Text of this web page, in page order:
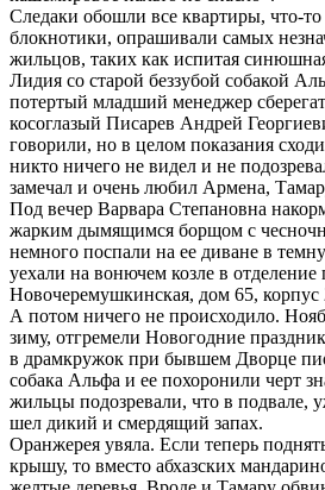
Следаки обошли все квартиры, что-
блокнотики, опрашивали самых
жильцов, таких как испитая
Лидия со старой беззубой собакой
потертый младший менеджер
косоглазый Писарев Андрей
говорили, но в целом показания
никто ничего не видел и не
замечал и очень любил Армена,
Под вечер Варвара Степановна
жарким дымящимся борщом с
немного поспали на ее диване в
уехали на вонючем козле в отделение
Новочеремушкинская, дом 65, корпус
А потом ничего не происходило.
зиму, отгремели Новогодние
в драмкружок при бывшем Дворце
собака Альфа и ее похоронили черт
жильцы подозревали, что в подвале,
шел дикий и смердящий запах.
Оранжерея увяла. Если теперь
крышу, то вместо абхазских